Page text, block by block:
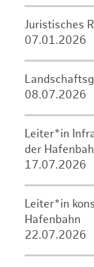
Juristisches
07.01.2026
08.07.2026
Leiter*in
der
17.07.2026
Leiter*in
Hafenbahn
22.07.2026